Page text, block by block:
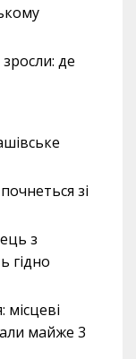
де
зі
з
гідно
місцеві
майже 3